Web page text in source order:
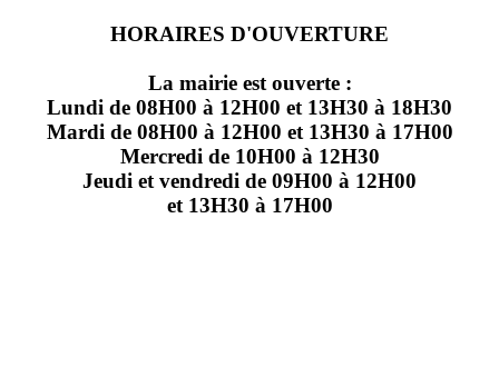
HORAIRES D'OUVERTURE
La mairie est ouverte :
Lundi de 08H00 à 12H00 et 13H30 à 18H30
Mardi de 08H00 à 12H00 et 13H30 à 17H00
Mercredi de 10H00 à 12H30
Jeudi et vendredi de 09H00 à 12H00
et 13H30 à 17H00